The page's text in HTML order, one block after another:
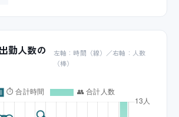
勤人数の
左軸：時間（線）／右軸：人数
（棒）